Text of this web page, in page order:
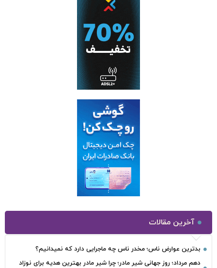
آخرین مقالات
بدترین عوارض ناس؛ مخدر ناس چه ماجرایی دارد که نمیدانیم؟
دهم مرداد؛ روز جهانی شیر مادر؛ چرا شیر مادر بهترین هدیه برای نوزاد